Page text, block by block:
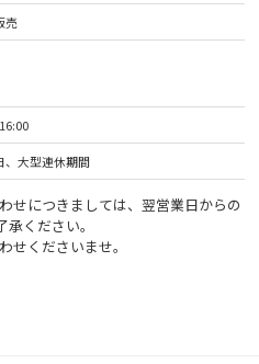
売
、大型連休期間
せにつきましては、翌営業日からの
ください。
くださいませ。